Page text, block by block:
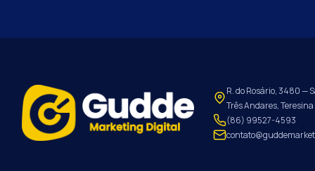
R. do Rosário, 3480 —
Três Andares,
(86) 99527-4593